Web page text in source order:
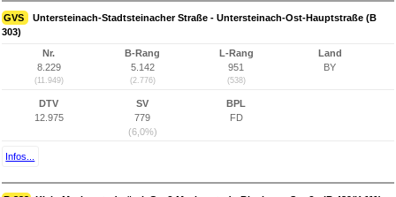
GVS
Untersteinach-Stadtsteinacher Straße - Untersteinach-Ost-Hauptstraße (B
303)
Nr.
8.229
(11.949)
B-Rang
5.142
(2.776)
L-Rang
951
(538)
Land
BY
DTV
12.975
SV
779
(6,0%)
BPL
FD
Infos...